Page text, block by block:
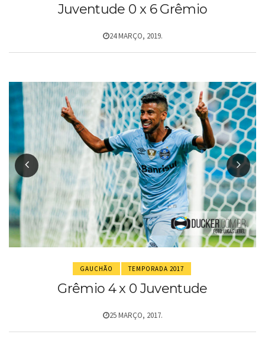
Juventude 0 x 6 Grêmio
24 MARÇO, 2019.
GAUCHÃO TEMPORADA 2017
Grêmio 4 x 0 Juventude
25 MARÇO, 2017.